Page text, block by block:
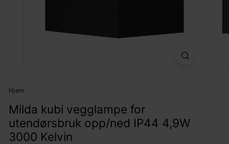
Hjem
Milda kubi vegglampe for
utendørsbruk opp/ned IP44 4,9W
3000 Kelvin